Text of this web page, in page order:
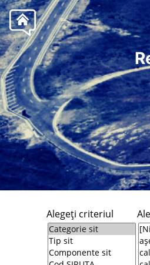
Alegeţi criteriul